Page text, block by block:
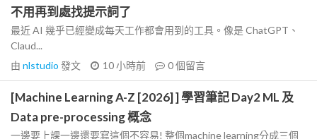
不用再到處找提示詞了
最近 AI 幾乎已經變成每天工作都會用到的工具。像是 ChatGPT、
Claud...
由 nlstudio 發文 10 小時前 0個留言
[Machine Learning A-Z [2026] ] 學習筆記 Day2 ML 及
Data pre-processing 概念
一邊要上課一邊還要寫這個不容易! 整個machine learning分成三個